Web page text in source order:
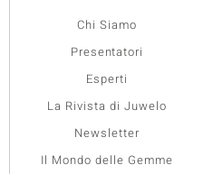
Chi Siamo
Presentatori
Esperti
La Rivista di Juwelo
Newsletter
Il Mondo delle Gemme